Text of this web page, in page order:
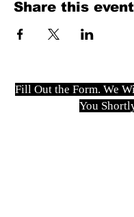
Share this event
Fill Out the Form. We
You